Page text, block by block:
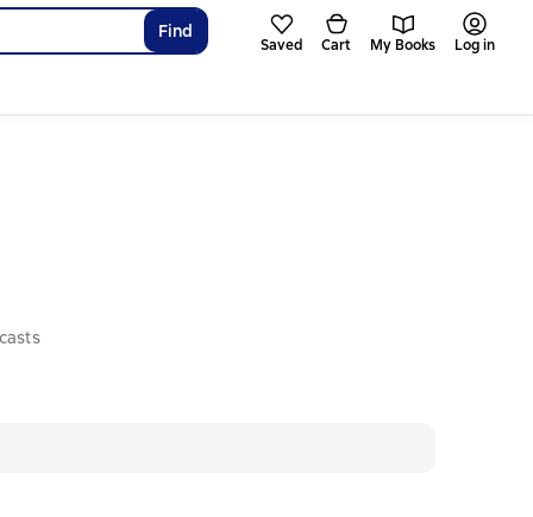
Find
Saved Cart My Books Log in